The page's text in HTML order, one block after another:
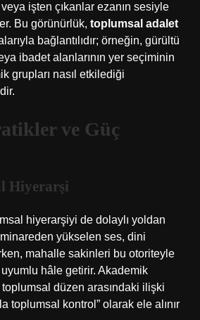
işten çıkanlar ezanın sesiyle
Bu görünürlük, toplumsal adalet
bağlantılıdır; örneğin, gürültü
ibadet alanlarının yer seçiminin
grupları nasıl etkilediği
ve Güç
Hiyerarşi
hiyerarşiyi de dolaylı yoldan
minareden yükselen ses, dini
mahalle sakinleri bu otoriteyle
uyumlu hâle getirir. Akademik
düzen arasındaki ilişki
toplumsal kontrol” olarak ele alınır